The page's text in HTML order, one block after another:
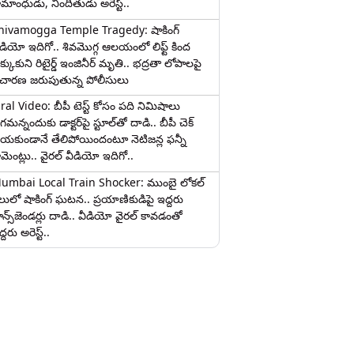
Temple Tragedy: షాకింగ్
ఇదిగో.. శివమొగ్గ ఆలయంలో లిఫ్ట్ కింద
రిటైర్డ్ ఇంజినీర్ మృతి.. భద్రతా లోపాలపై
జరుపుతున్న పోలీసులు
Video: బీపీ టెస్ట్‌ కోసం పది నిమిషాలు
డాక్టర్‌పై స్టూల్‌తో దాడి.. బీపీ చెక్
తేలిపోయిందంటూ నెటిజన్ల ఫన్నీ
వైరల్ వీడియో ఇదిగో..
Local Train Shocker: ముంబై లోకల్
షాకింగ్ ఘటన.. ప్రయాణికుడిపై ఇద్దరు
దాడి.. వీడియో వైరల్ కావడంతో
అరెస్ట్..